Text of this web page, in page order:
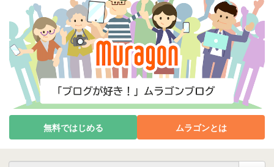
無料ではじめる ムラゴンとは